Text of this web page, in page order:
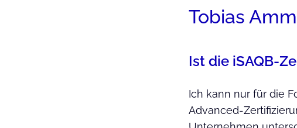
Tobias
Ist die iSAQB-
Ich kann nur für die
Advanced-